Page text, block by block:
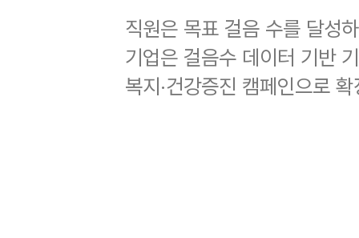
직원은 목표 걸음 수를 달성
기업은 걸음수 데이터 기반
복지·건강증진 캠페인으로